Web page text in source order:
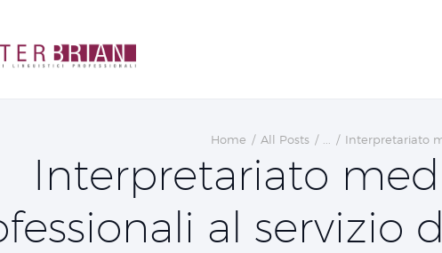
Home All Posts Interpretariato
Interpretariato
al servizio